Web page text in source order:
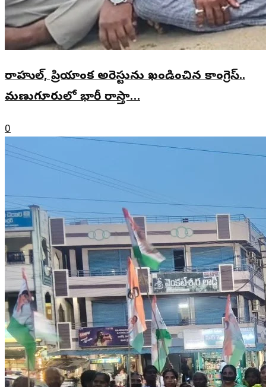
రాహుల్, ప్రియాంక అరెస్టును ఖండించిన కాంగ్రెస్..
మణుగూరులో భారీ రాస్తా…
0